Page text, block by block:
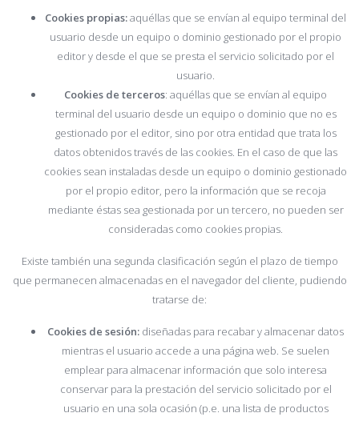
Cookies propias:aquéllas que se envían al equipo terminal del
usuario desde un equipo o dominio gestionado por el propio
editor y desde el que se presta el servicio solicitado por el
usuario.
Cookies de terceros: aquéllas que se envían al equipo
terminal del usuario desde un equipo o dominio que no es
gestionado por el editor, sino por otra entidad que trata los
datos obtenidos través de las cookies. En el caso de que las
cookies sean instaladas desde un equipo o dominio gestionado
por el propio editor, pero la información que se recoja
mediante éstas sea gestionada por un tercero, no pueden ser
consideradas como cookies propias.
Existe también una segunda clasificación según el plazo de tiempo
que permanecen almacenadas en el navegador del cliente, pudiendo
tratarse de:
Cookies de sesión: diseñadas para recabar y almacenar datos
mientras el usuario accede a una página web. Se suelen
emplear para almacenar información que solo interesa
conservar para la prestación del servicio solicitado por el
usuario en una sola ocasión (p.e. una lista de productos